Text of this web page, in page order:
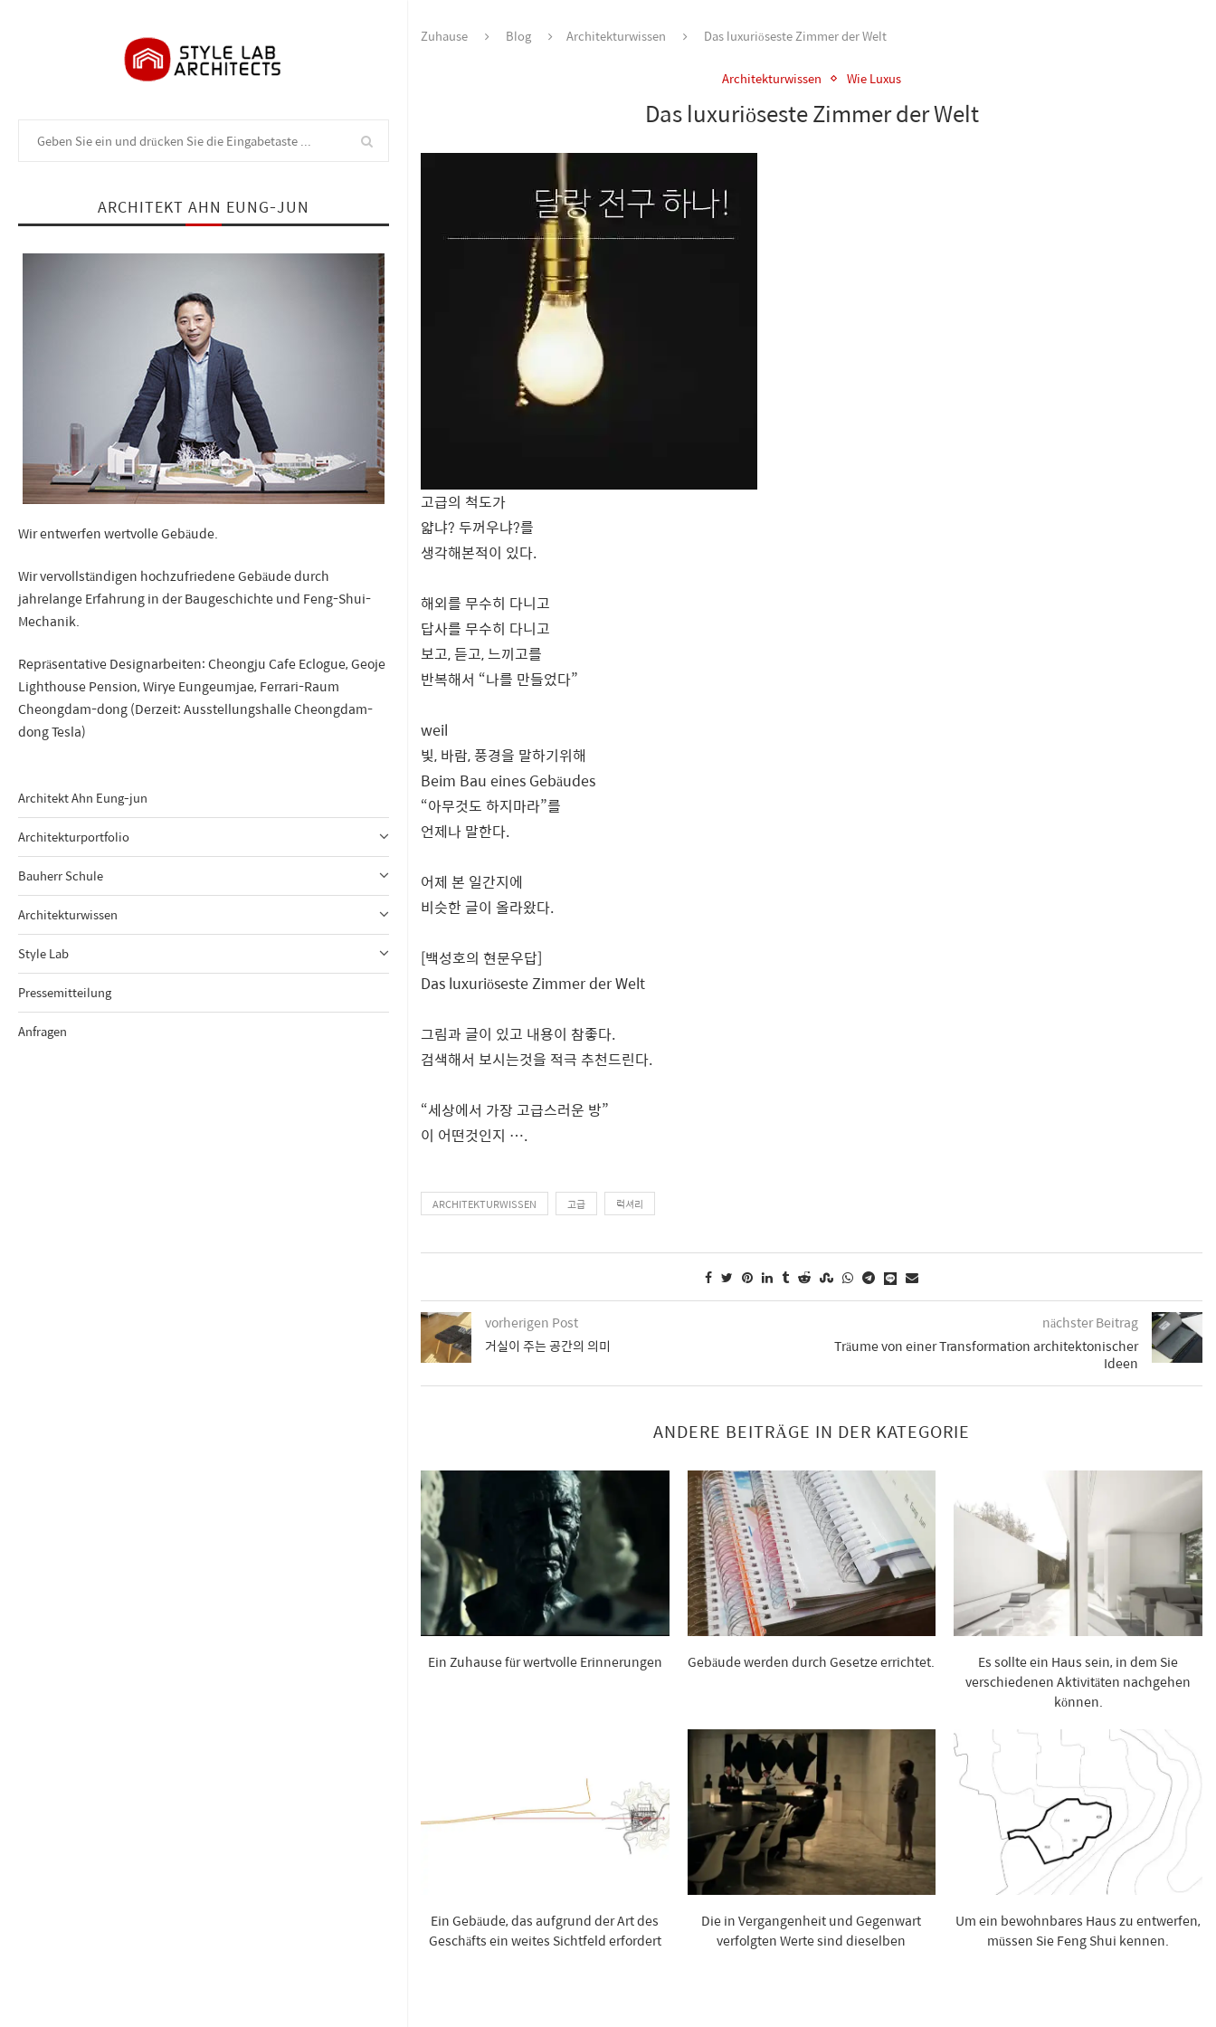
ARCHITEKT AHN EUNG-JUN
Wir entwerfen wertvolle Gebäude.
Wir vervollständigen hochzufriedene Gebäude durch
jahrelange Erfahrung in der Baugeschichte und Feng-Shui-
Mechanik.
Repräsentative Designarbeiten: Cheongju Cafe Eclogue, Geoje
Lighthouse Pension, Wirye Eungeumjae, Ferrari-Raum
Cheongdam-dong (Derzeit: Ausstellungshalle Cheongdam-
dong Tesla)
Architekt Ahn Eung-jun
Architekturportfolio
Bauherr Schule
Architekturwissen
Style Lab
Pressemitteilung
Anfragen
Zuhause Blog Architekturwissen Das luxuriöseste Zimmer der Welt
Architekturwissen Wie Luxus
Das luxuriöseste Zimmer der Welt
고급의 척도가
얇냐? 두꺼우냐?를
생각해본적이 있다.
해외를 무수히 다니고
답사를 무수히 다니고
보고, 듣고, 느끼고를
반복해서 “나를 만들었다”
weil
빛, 바람, 풍경을 말하기위해
Beim Bau eines Gebäudes
“아무것도 하지마라”를
언제나 말한다.
어제 본 일간지에
비슷한 글이 올라왔다.
[백성호의 현문우답]
Das luxuriöseste Zimmer der Welt
그림과 글이 있고 내용이 참좋다.
검색해서 보시는것을 적극 추천드린다.
“세상에서 가장 고급스러운 방”
이 어떤것인지 ….
ARCHITEKTURWISSEN 고급 럭셔리
vorherigen Post
거실이 주는 공간의 의미
nächster Beitrag
Träume von einer Transformation architektonischer
Ideen
ANDERE BEITRÄGE IN DER KATEGORIE
Ein Zuhause für wertvolle Erinnerungen Gebäude werden durch Gesetze errichtet.
Es sollte ein Haus sein, in dem Sie
verschiedenen Aktivitäten nachgehen
können.
Ein Gebäude, das aufgrund der Art des
Geschäfts ein weites Sichtfeld erfordert
Die in Vergangenheit und Gegenwart
verfolgten Werte sind dieselben
Um ein bewohnbares Haus zu entwerfen,
müssen Sie Feng Shui kennen.